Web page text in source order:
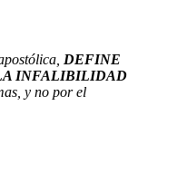
DEFINE
INFALIBILIDAD
y no por el